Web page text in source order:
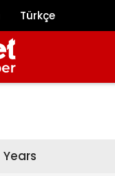
Türkçe
Years